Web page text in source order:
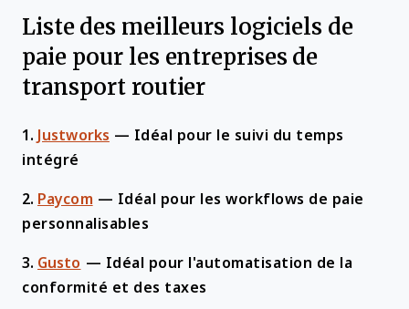
Liste des meilleurs logiciels de
paie pour les entreprises de
transport routier
1. Justworks — Idéal pour le suivi du temps
intégré
2. Paycom — Idéal pour les workflows de paie
personnalisables
3. Gusto — Idéal pour l'automatisation de la
conformité et des taxes